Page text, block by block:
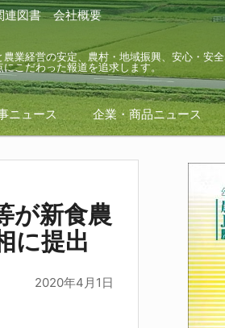
連図書 会社概要
農業経営の安定、農村・地域振興、安心・安
こだわった報道を追求します。
ニュース 企業・商品ニュース
が新食農
に提出
2020年4月1日